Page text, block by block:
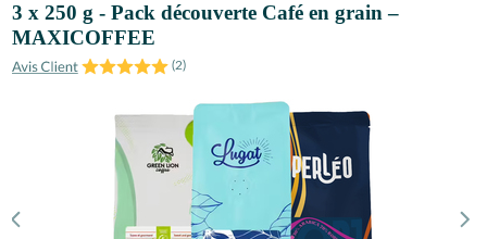
3 x 250 g - Pack découverte Café en grain –
MAXICOFFEE
(2)